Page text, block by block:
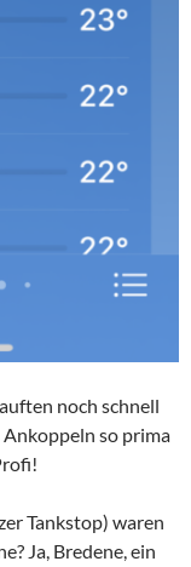
noch schnell
Ankoppeln so prima
Tankstop) waren
Ja, Bredene, ein